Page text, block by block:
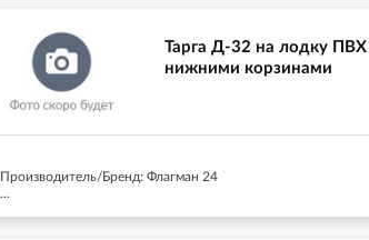
Тарга Д-32 на лодку
нижними корзинами
Производитель/Бренд: Флагман 24
...